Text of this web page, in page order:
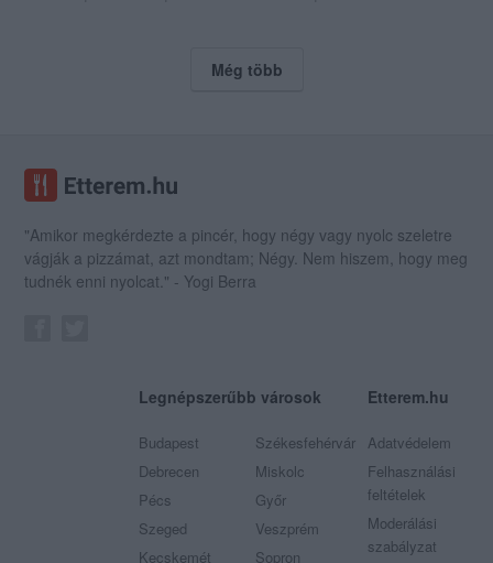
Még több
"Amikor megkérdezte a pincér, hogy négy vagy nyolc szeletre
vágják a pizzámat, azt mondtam; Négy. Nem hiszem, hogy meg
tudnék enni nyolcat." - Yogi Berra
Legnépszerűbb városok
Budapest
Debrecen
Pécs
Szeged
Kecskemét
Székesfehérvár
Miskolc
Győr
Veszprém
Sopron
Etterem.hu
Adatvédelem
Felhasználási
feltételek
Moderálási
szabályzat